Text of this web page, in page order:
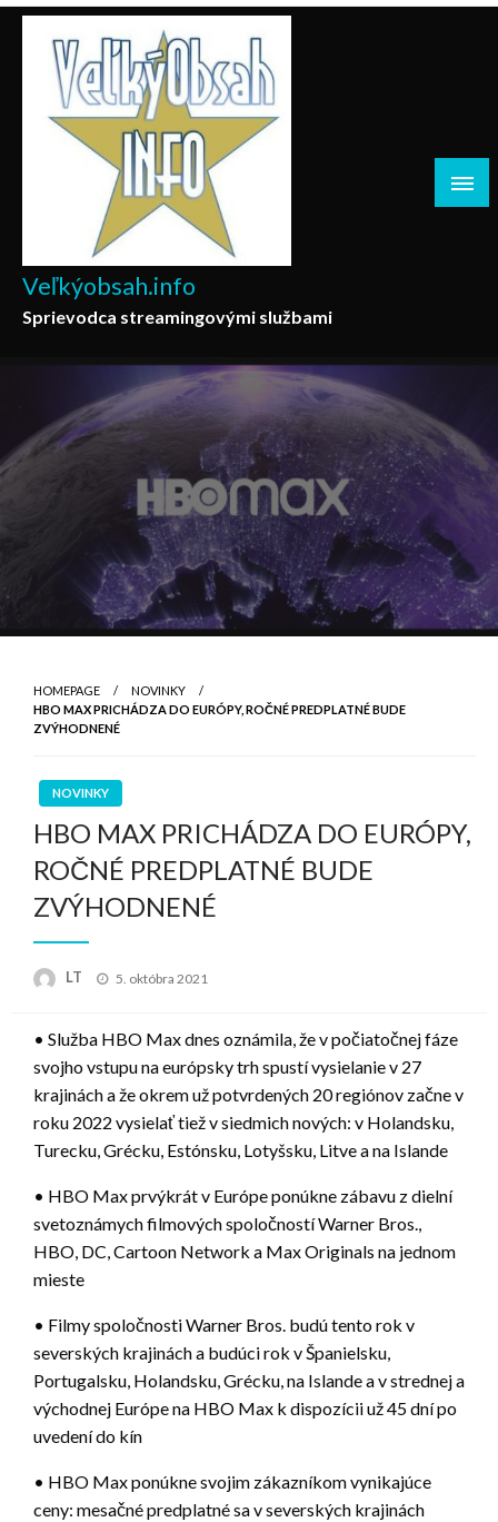
Skip
content
Veľkýobsah.info
Sprievodca streamingovými službami
HOMEPAGE
NOVINKY
HBO MAX PRICHÁDZA DO EURÓPY, ROČNÉ PREDPLATNÉ BUDE
ZVÝHODNENÉ
NOVINKY
HBO MAX PRICHÁDZA DO EURÓPY,
ROČNÉ PREDPLATNÉ BUDE
ZVÝHODNENÉ
LT
Posted
5. októbra 2021
• Služba HBO Max dnes oznámila, že v počiatočnej fáze
svojho vstupu na európsky trh spustí vysielanie v 27
krajinách a že okrem už potvrdených 20 regiónov začne v
roku 2022 vysielať tiež v siedmich nových: v Holandsku,
Turecku, Grécku, Estónsku, Lotyšsku, Litve a na Islande
• HBO Max prvýkrát v Európe ponúkne zábavu z dielní
svetoznámych filmových spoločností Warner Bros.,
HBO, DC, Cartoon Network a Max Originals na jednom
mieste
• Filmy spoločnosti Warner Bros. budú tento rok v
severských krajinách a budúci rok v Španielsku,
Portugalsku, Holandsku, Grécku, na Islande a v strednej a
východnej Európe na HBO Max k dispozícii už 45 dní po
uvedení do kín
• HBO Max ponúkne svojim zákazníkom vynikajúce
ceny: mesačné predplatné sa v severských krajinách